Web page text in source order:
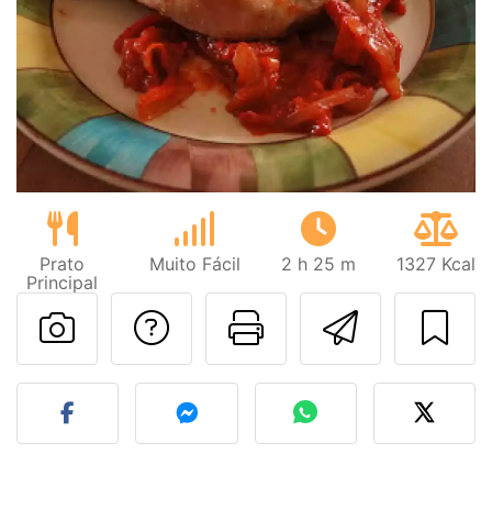
Prato
Principal
Muito Fácil 2 h 25 m 1327 Kcal
Imprima
Falar com o autor
Fez esta receita?